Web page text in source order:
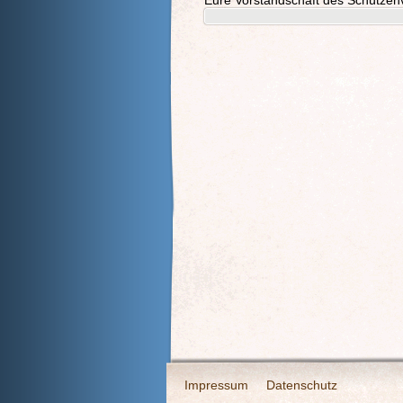
Impressum Datenschutz